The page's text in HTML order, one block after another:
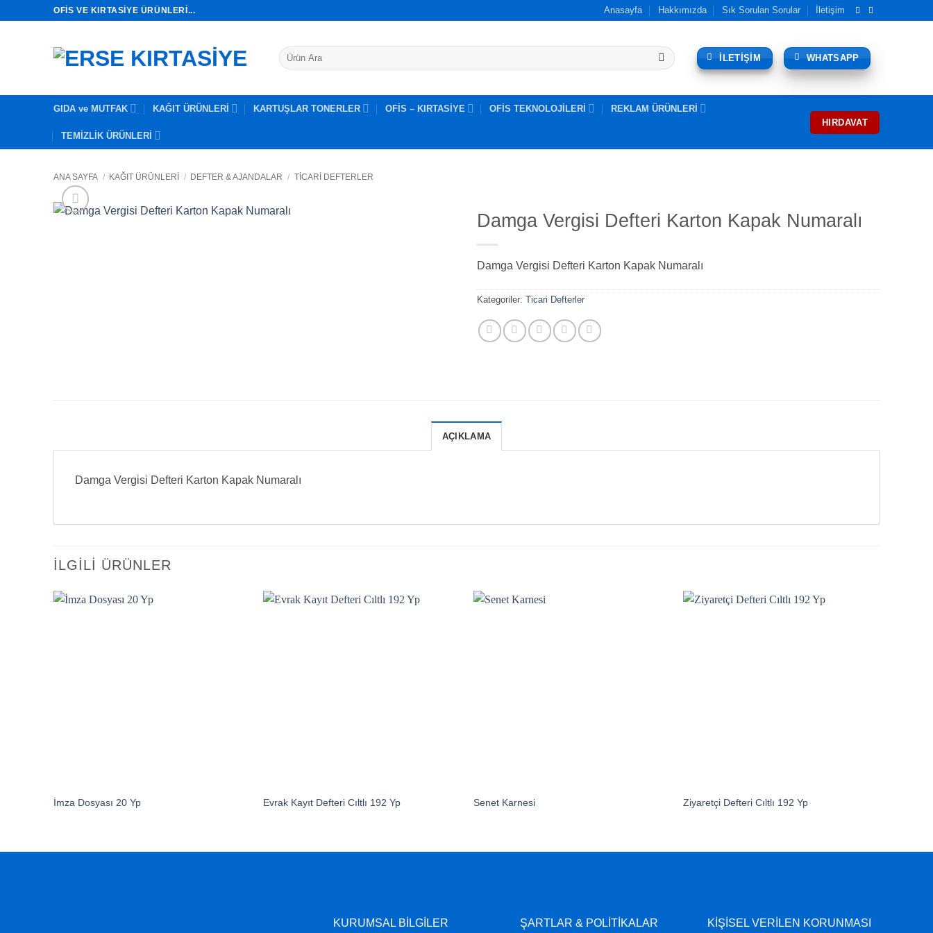
OFIS VE KIRTASIYE ÜRÜNLERI... Anasayfa Hakkımızda Sık Sorulan Sorular İletişim
Ara:
İLETİŞİM WHATSAPP
GIDA ve MUTFAK KAĞIT ÜRÜNLERİ KARTUŞLAR TONERLER OFİS – KIRTASİYE OFİS TEKNOLOJİLERİ REKLAM ÜRÜNLERİ
TEMİZLİK ÜRÜNLERİ
HIRDAVAT
ANA SAYFA / KAĞIT ÜRÜNLERİ / DEFTER & AJANDALAR / TICARI DEFTERLER
Damga Vergisi Defteri Karton Kapak Numaralı
Damga Vergisi Defteri Karton Kapak Numaralı
Kategoriler: Ticari Defterler
AÇIKLAMA
Damga Vergisi Defteri Karton Kapak Numaralı
İLGILI ÜRÜNLER
İmza Dosyası 20 Yp Evrak Kayıt Defteri Cıltlı 192 Yp Senet Karnesi Ziyaretçi Defteri Cıltlı 192 Yp
KURUMSAL BİLGİLER ŞARTLAR & POLİTİKALAR KİŞİSEL VERİLEN KORUNMASI